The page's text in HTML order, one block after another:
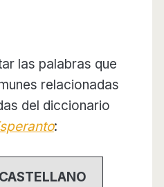
las palabras que
relacionadas
del diccionario
:
CASTELLANO